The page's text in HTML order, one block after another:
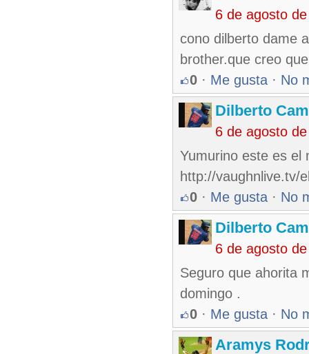
6 de agosto
cono dilberto dame
brother.que creo
0 · Me gusta · No
Dilberto
6 de agosto
Yumurino este es el
http://vaughnlive.tv/
0 · Me gusta · No
Dilberto
6 de agosto
Seguro que ahorita
domingo .
0 · Me gusta · No
Aramys